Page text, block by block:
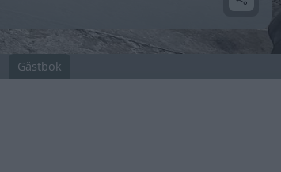
Gästbok